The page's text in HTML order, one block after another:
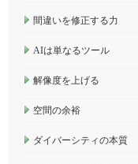
間違いを修正する力
AIは単なるツール
解像度を上げる
空間の余裕
ダイバーシティの本質